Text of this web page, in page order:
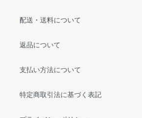
配送・送料について
返品について
支払い方法について
特定商取引法に基づく表記